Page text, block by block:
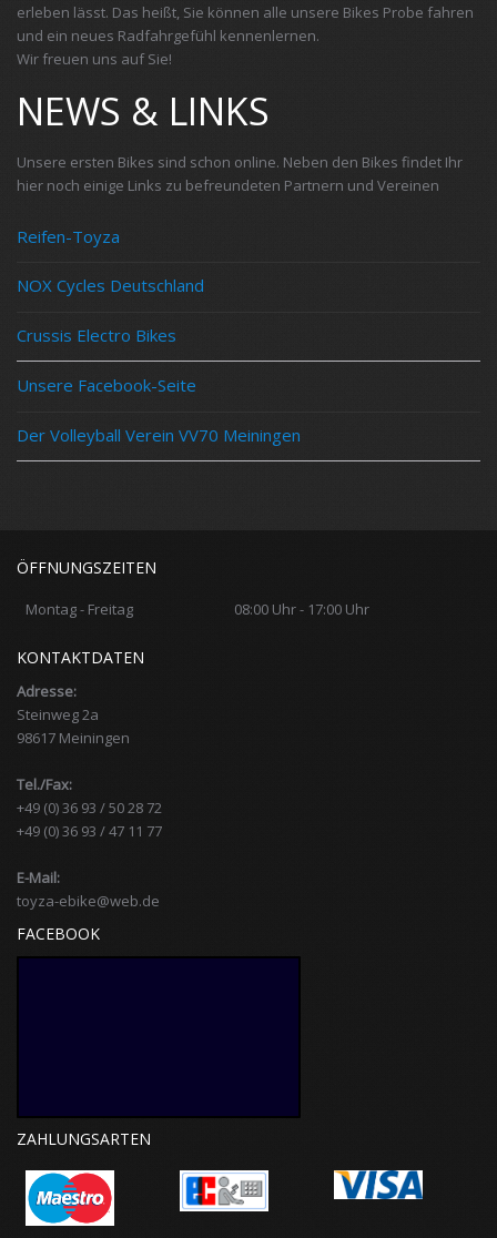
erleben lässt. Das heißt, Sie können alle unsere Bikes Probe fahren
und ein neues Radfahrgefühl kennenlernen.
Wir freuen uns auf Sie!
NEWS & LINKS
Unsere ersten Bikes sind schon online. Neben den Bikes findet Ihr
hier noch einige Links zu befreundeten Partnern und Vereinen
Reifen-Toyza
NOX Cycles Deutschland
Crussis Electro Bikes
Unsere Facebook-Seite
Der Volleyball Verein VV70 Meiningen
ÖFFNUNGSZEITEN
Montag - Freitag 08:00 Uhr - 17:00 Uhr
KONTAKTDATEN
Adresse:
Steinweg 2a
98617 Meiningen
Tel./Fax:
+49 (0) 36 93 / 50 28 72
+49 (0) 36 93 / 47 11 77
E-Mail:
toyza-ebike@web.de
FACEBOOK
ZAHLUNGSARTEN